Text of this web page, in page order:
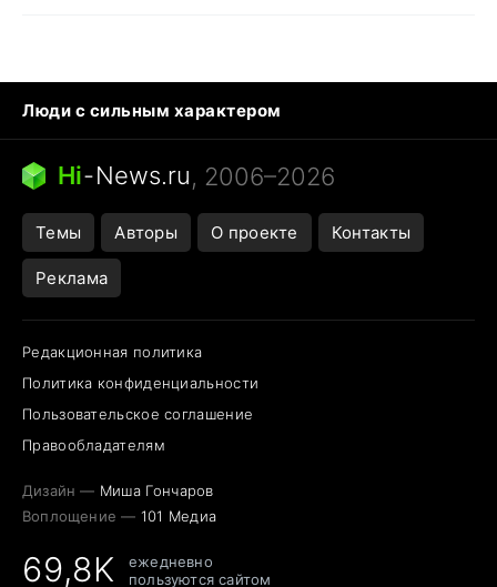
Люди с сильным характером
Кошка писает на кровать
Тунцы в океанариуме
Ядовитые пауки России
Города в ядерной войне
Открытие в Google Maps
Hi-News.ru, 2006–2026
Темы Авторы О проекте Контакты
Реклама
Редакционная политика
Политика конфиденциальности
Пользовательское соглашение
Правообладателям
Дизайн — Миша Гончаров
Воплощение — 101 Медиа
69,8K
ежедневно
пользуются сайтом